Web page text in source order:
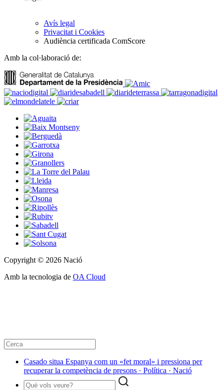
Avís legal
Privacitat i Cookies
Audiència certificada ComScore
Amb la col·laboració de:
Copyright © 2026 Nació
Amb la tecnologia de OA Cloud
Casado situa Espanya com un «fet moral» i pressiona per
recuperar la competència de presons · Política · Nació